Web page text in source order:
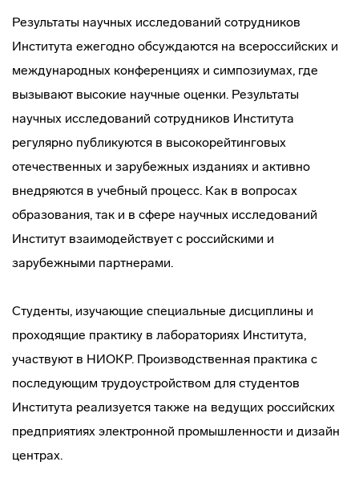
Результаты научных исследований сотрудников
Института ежегодно обсуждаются на всероссийских и
международных конференциях и симпозиумах, где
вызывают высокие научные оценки. Результаты
научных исследований сотрудников Института
регулярно публикуются в высокорейтинговых
отечественных и зарубежных изданиях и активно
внедряются в учебный процесс. Как в вопросах
образования, так и в сфере научных исследований
Институт взаимодействует с российскими и
зарубежными партнерами.
Студенты, изучающие специальные дисциплины и
проходящие практику в лабораториях Института,
участвуют в НИОКР. Производственная практика с
последующим трудоустройством для студентов
Института реализуется также на ведущих российских
предприятиях электронной промышленности и дизайн
центрах.